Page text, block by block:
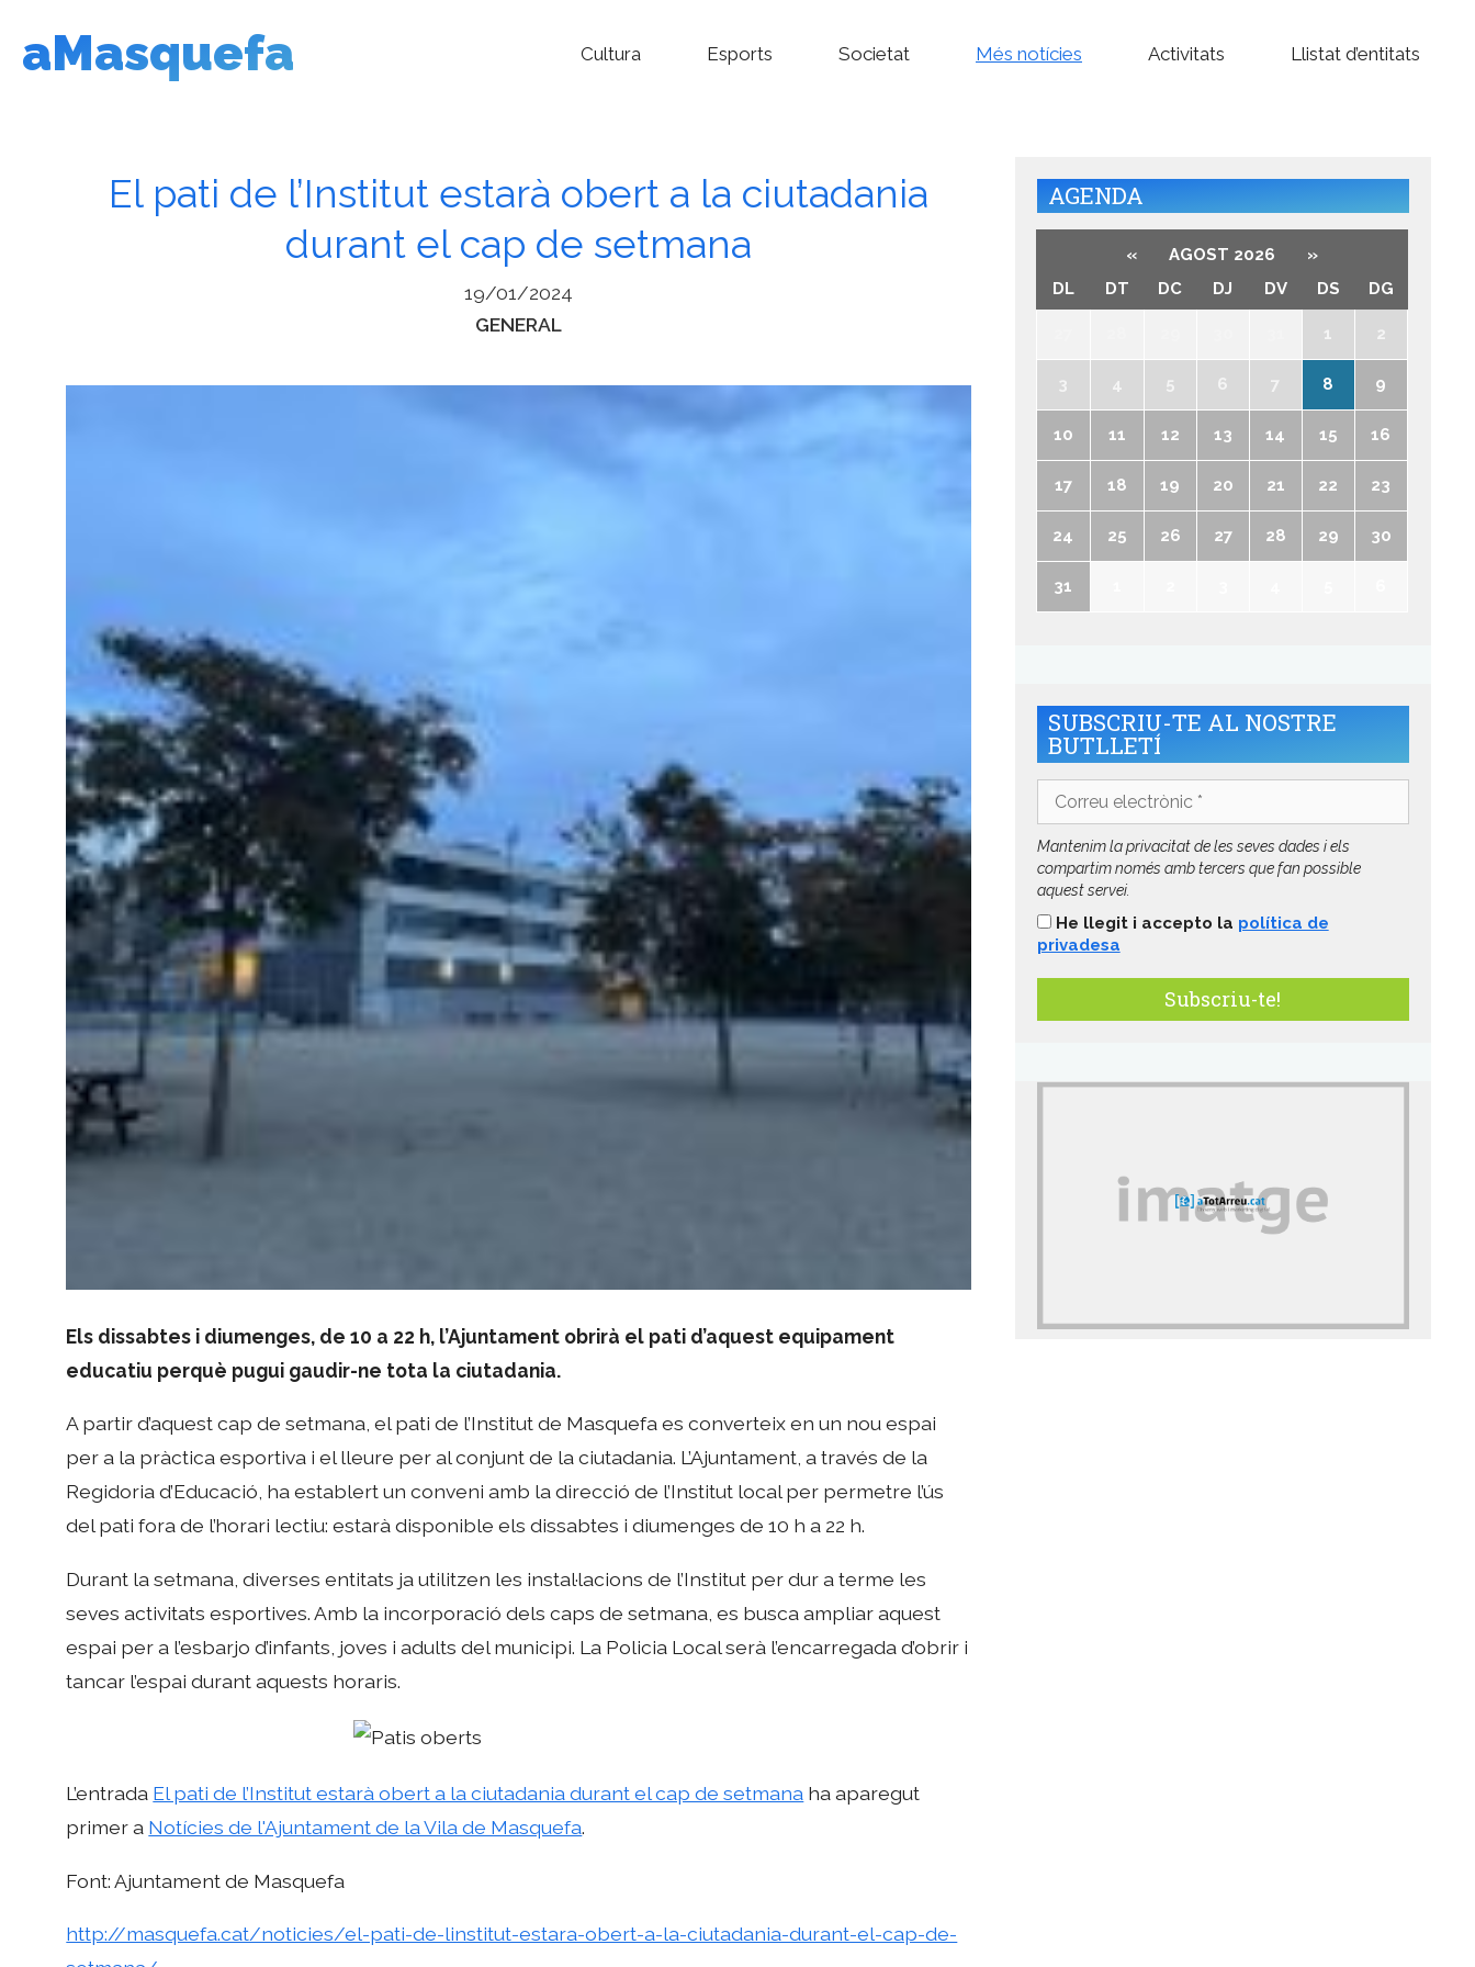
contingut
aMasquefa Cultura Esports Societat Més notícies Activitats Llistat d’entitats
El pati de l’Institut estarà obert a la ciutadania
durant el cap de setmana
19/01/2024
Categories
GENERAL
Els dissabtes i diumenges, de 10 a 22 h, l’Ajuntament obrirà el pati d’aquest equipament
educatiu perquè pugui gaudir-ne tota la ciutadania.
A partir d’aquest cap de setmana, el pati de l’Institut de Masquefa es converteix en un nou espai
per a la pràctica esportiva i el lleure per al conjunt de la ciutadania. L’Ajuntament, a través de la
Regidoria d’Educació, ha establert un conveni amb la direcció de l’Institut local per permetre l’ús
del pati fora de l’horari lectiu: estarà disponible els dissabtes i diumenges de 10 h a 22 h.
Durant la setmana, diverses entitats ja utilitzen les instal·lacions de l’Institut per dur a terme les
seves activitats esportives. Amb la incorporació dels caps de setmana, es busca ampliar aquest
espai per a l’esbarjo d’infants, joves i adults del municipi. La Policia Local serà l’encarregada d’obrir i
tancar l’espai durant aquests horaris.
L’entrada El pati de l’Institut estarà obert a la ciutadania durant el cap de setmana ha aparegut
primer a Notícies de l'Ajuntament de la Vila de Masquefa.
Font: Ajuntament de Masquefa
http://masquefa.cat/noticies/el-pati-de-linstitut-estara-obert-a-la-ciutadania-durant-el-cap-de-
AGENDA
« AGOST 2026
»
DL
DT DC DJ DV DS DG
1 2
3 4 5 6 7 8 9
10 11 12 13 14 15 16
17 18 19 20 21 22 23
24 25 26 27 28 29 30
31
SUBSCRIU-TE AL NOSTRE
BUTLLETÍ
electrònic
Mantenim la privacitat de les seves dades i els
compartim només amb tercers que fan possible
aquest servei.
He llegit i accepto la política de
privadesa